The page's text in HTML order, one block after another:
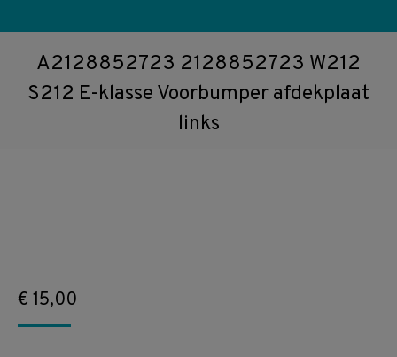
A2128852723 2128852723 W212
S212 E-klasse Voorbumper afdekplaat
links
€ 15,00